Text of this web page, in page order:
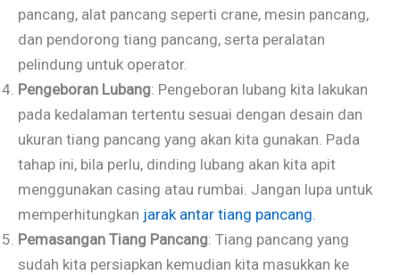
pancang, alat pancang seperti crane, mesin pancang,
dan pendorong tiang pancang, serta peralatan
pelindung untuk operator.
Pengeboran Lubang: Pengeboran lubang kita lakukan
pada kedalaman tertentu sesuai dengan desain dan
ukuran tiang pancang yang akan kita gunakan. Pada
tahap ini, bila perlu, dinding lubang akan kita apit
menggunakan casing atau rumbai. Jangan lupa untuk
memperhitungkan jarak antar tiang pancang.
Pemasangan Tiang Pancang: Tiang pancang yang
sudah kita persiapkan kemudian kita masukkan ke